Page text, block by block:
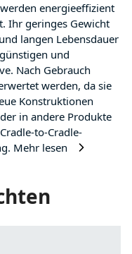
energieeffizient
Ihr geringes Gewicht
langen Lebensdauer
und
Nach Gebrauch
werden, da sie
Konstruktionen
in andere Produkte
to-Cradle-
Mehr lesen